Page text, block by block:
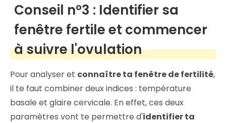
Conseil n°3 : Identifier sa
fenêtre fertile et commencer
à suivre l'ovulation
Pour analyser et connaître ta fenêtre de fertilité,
il te faut combiner deux indices : température
basale et glaire cervicale. En effet, ces deux
paramètres vont te permettre d'identifier ta